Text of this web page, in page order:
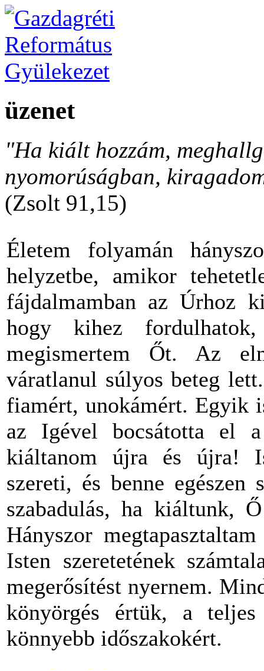
üzenet
"Ha kiált hozzám,
nyomorúságban,
(Zsolt 91,15)
Életem folyamán
helyzetbe, amikor
fájdalmamban az Úrhoz
hogy kihez
megismertem Őt. Az
váratlanul súlyos beteg
fiamért, unokámért. Egyik
az Igével bocsátotta el
kiáltanom újra és újra!
szereti, és benne
szabadulás, ha kiáltunk,
Hányszor
Isten szeretetének
megerősítést nyernem.
könyörgés értük, a
könnyebb időszakokért.